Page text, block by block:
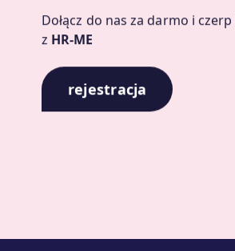
Dołącz do nas za darmo i
z HR-ME
rejestracja